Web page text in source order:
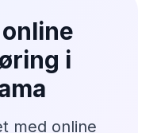
i
med online